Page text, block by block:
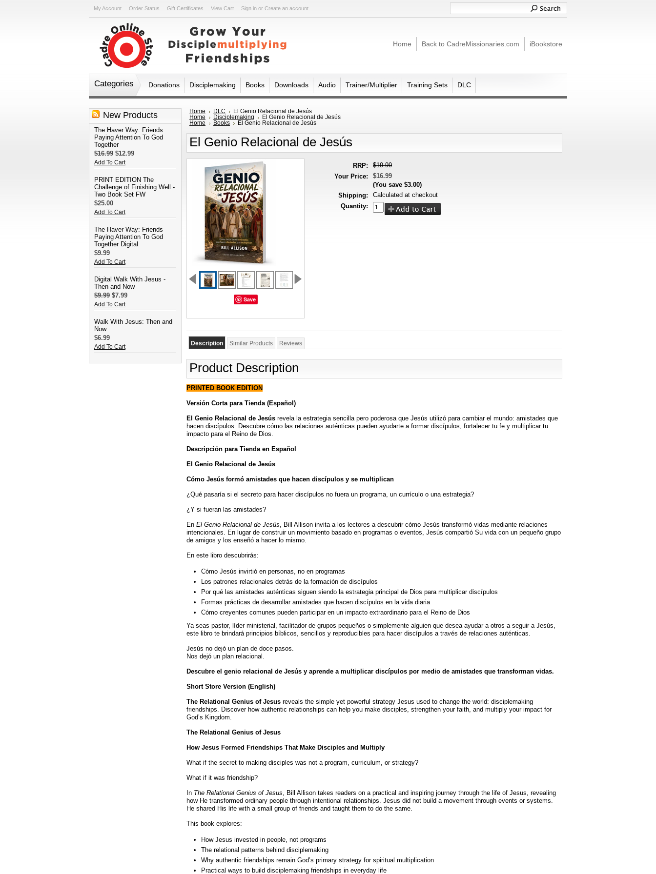
My Account Order Status Gift Certificates View Cart Sign in or Create an account
Home Back to CadreMissionaries.com iBookstore
Categories Donations Disciplemaking Books Downloads Audio Trainer/Multiplier Training Sets DLC
New Products
The Haver Way: Friends
Paying Attention To God
Together
$16.99 $12.99
Add To Cart
PRINT EDITION The
Challenge of Finishing Well -
Two Book Set FW
$25.00
Add To Cart
The Haver Way: Friends
Paying Attention To God
Together Digital
$9.99
Add To Cart
Digital Walk With Jesus -
Then and Now
$9.99 $7.99
Add To Cart
Walk With Jesus: Then and
Now
$6.99
Add To Cart
Home DLC
El Genio Relacional de Jesús
Home
Disciplemaking
El Genio Relacional de Jesús
Home
Books El Genio Relacional de Jesús
El Genio Relacional de Jesús
Save
RRP:
$19.99
Your Price:
$16.99
(You save $3.00)
Shipping:
Calculated at checkout
Quantity:
Description Similar Products Reviews
Product Description
PRINTED BOOK EDITION
Versión Corta para Tienda (Español)
El Genio Relacional de Jesús revela la estrategia sencilla pero poderosa que Jesús utilizó para cambiar el mundo: amistades que
hacen discípulos. Descubre cómo las relaciones auténticas pueden ayudarte a formar discípulos, fortalecer tu fe y multiplicar tu
impacto para el Reino de Dios.
Descripción para Tienda en Español
El Genio Relacional de Jesús
Cómo Jesús formó amistades que hacen discípulos y se multiplican
¿Qué pasaría si el secreto para hacer discípulos no fuera un programa, un currículo o una estrategia?
¿Y si fueran las amistades?
En El Genio Relacional de Jesús, Bill Allison invita a los lectores a descubrir cómo Jesús transformó vidas mediante relaciones
intencionales. En lugar de construir un movimiento basado en programas o eventos, Jesús compartió Su vida con un pequeño grupo
de amigos y los enseñó a hacer lo mismo.
En este libro descubrirás:
Cómo Jesús invirtió en personas, no en programas
Los patrones relacionales detrás de la formación de discípulos
Por qué las amistades auténticas siguen siendo la estrategia principal de Dios para multiplicar discípulos
Formas prácticas de desarrollar amistades que hacen discípulos en la vida diaria
Cómo creyentes comunes pueden participar en un impacto extraordinario para el Reino de Dios
Ya seas pastor, líder ministerial, facilitador de grupos pequeños o simplemente alguien que desea ayudar a otros a seguir a Jesús,
este libro te brindará principios bíblicos, sencillos y reproducibles para hacer discípulos a través de relaciones auténticas.
Jesús no dejó un plan de doce pasos.
Nos dejó un plan relacional.
Descubre el genio relacional de Jesús y aprende a multiplicar discípulos por medio de amistades que transforman vidas.
Short Store Version (English)
The Relational Genius of Jesus reveals the simple yet powerful strategy Jesus used to change the world: disciplemaking
friendships. Discover how authentic relationships can help you make disciples, strengthen your faith, and multiply your impact for
God’s Kingdom.
The Relational Genius of Jesus
How Jesus Formed Friendships That Make Disciples and Multiply
What if the secret to making disciples was not a program, curriculum, or strategy?
What if it was friendship?
In The Relational Genius of Jesus, Bill Allison takes readers on a practical and inspiring journey through the life of Jesus, revealing
how He transformed ordinary people through intentional relationships. Jesus did not build a movement through events or systems.
He shared His life with a small group of friends and taught them to do the same.
This book explores:
How Jesus invested in people, not programs
The relational patterns behind disciplemaking
Why authentic friendships remain God’s primary strategy for spiritual multiplication
Practical ways to build disciplemaking friendships in everyday life